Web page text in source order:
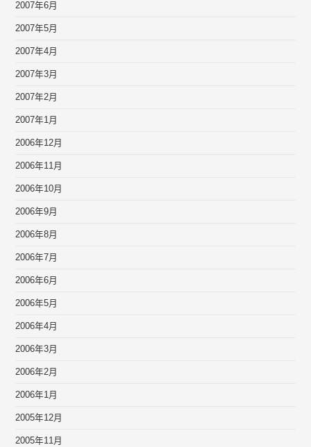
2007年6月
2007年5月
2007年4月
2007年3月
2007年2月
2007年1月
2006年12月
2006年11月
2006年10月
2006年9月
2006年8月
2006年7月
2006年6月
2006年5月
2006年4月
2006年3月
2006年2月
2006年1月
2005年12月
2005年11月